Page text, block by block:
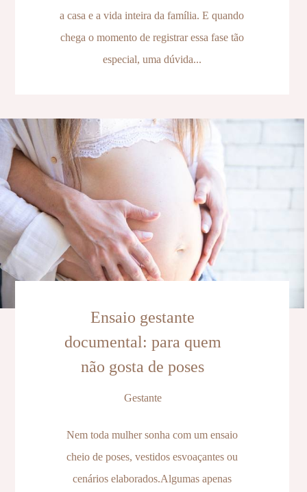
a casa e a vida inteira da família. E quando
chega o momento de registrar essa fase tão
especial, uma dúvida...
Ensaio gestante
documental: para quem
não gosta de poses
Gestante
Nem toda mulher sonha com um ensaio
cheio de poses, vestidos esvoaçantes ou
cenários elaborados.Algumas apenas